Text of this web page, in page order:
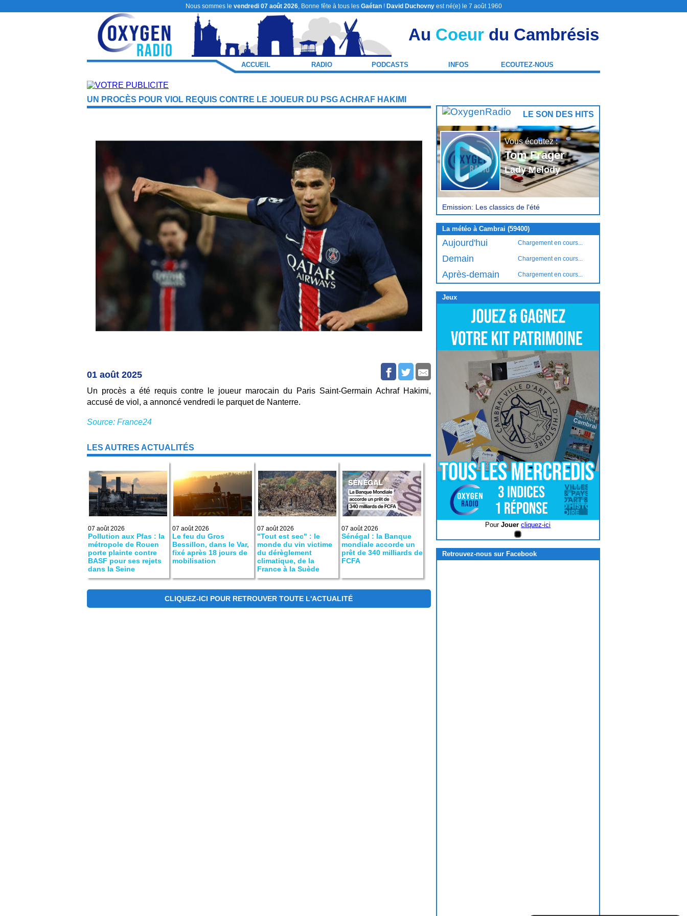
Nous sommes le vendredi 07 août 2026, Bonne fête à tous les Gaétan! David Duchovnyest né(e) le 7 août 1960
Au Coeurdu Cambrésis
ACCUEIL RADIO PODCASTS INFOS ECOUTEZ-NOUS
UN PROCÈS POUR VIOL REQUIS CONTRE LE JOUEUR DU PSG ACHRAF HAKIMI
01 août 2025
Un procès a été requis contre le joueur marocain du Paris Saint-Germain Achraf Hakimi,
accusé de viol, a annoncé vendredi le parquet de Nanterre.
Source: France24
LES AUTRES ACTUALITÉS
07 août 2026
Pollution aux Pfas : la
métropole de Rouen
porte plainte contre
BASF pour ses rejets
dans la Seine
07 août 2026
Le feu du Gros
Bessillon, dans le Var,
fixé après 18 jours de
mobilisation
07 août 2026
"Tout est sec" : le
monde du vin victime
du dérèglement
climatique, de la
France à la Suède
07 août 2026
Sénégal : la Banque
mondiale accorde un
prêt de 340 milliards de
FCFA
CLIQUEZ-ICI POUR RETROUVER TOUTE L'ACTUALITÉ
LE SON DES HITS
Vous écoutez :
Tom Frager
Lady Melody
Emission: Les classics de l'été
La météo à Cambrai (59400)
Aujourd'hui Chargement en cours...
Demain Chargement en cours...
Après-demain Chargement en cours...
Jeux
Jouer cliquez-ici PourJouer cliquez-ici
Retrouvez-nous sur Facebook